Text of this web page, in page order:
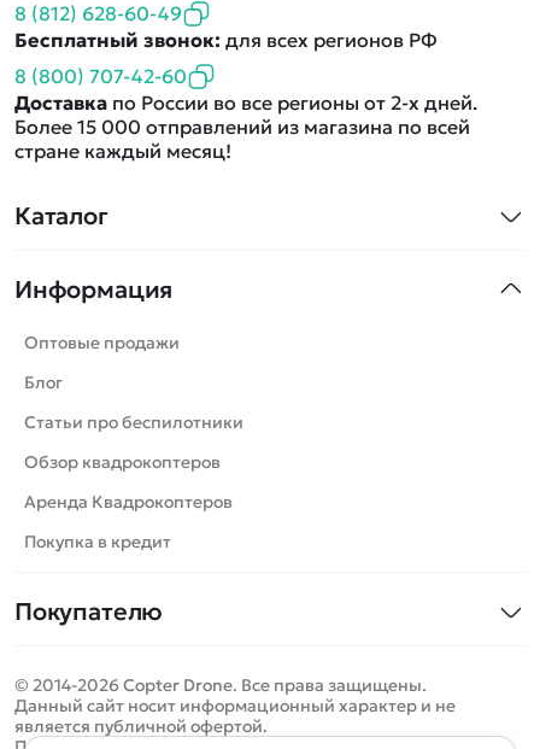
Каталог
Машинки
Танки
Вертолеты
Катера
Роботы
Самолеты
Сборные модели
Спецтехника
Игрушки
Запчасти для моделей
Информация
Оптовые продажи
Блог
Статьи про беспилотники
Обзор квадрокоптеров
Аренда Квадрокоптеров
Покупка в кредит
Покупателю
Оплата и доставка
Помощь
8 (812) 628-60-49
Бесплатный звонок: для всех регионов РФ
8 (800) 707-42-60
Доставка по России во все регионы от 2-х дней.
Более 15 000 отправлений из магазина по всей
стране каждый месяц!
© 2014-2026 Copter Drone. Все права защищены.
Данный сайт носит информационный характер и не
является публичной офертой.
Определить местоположение